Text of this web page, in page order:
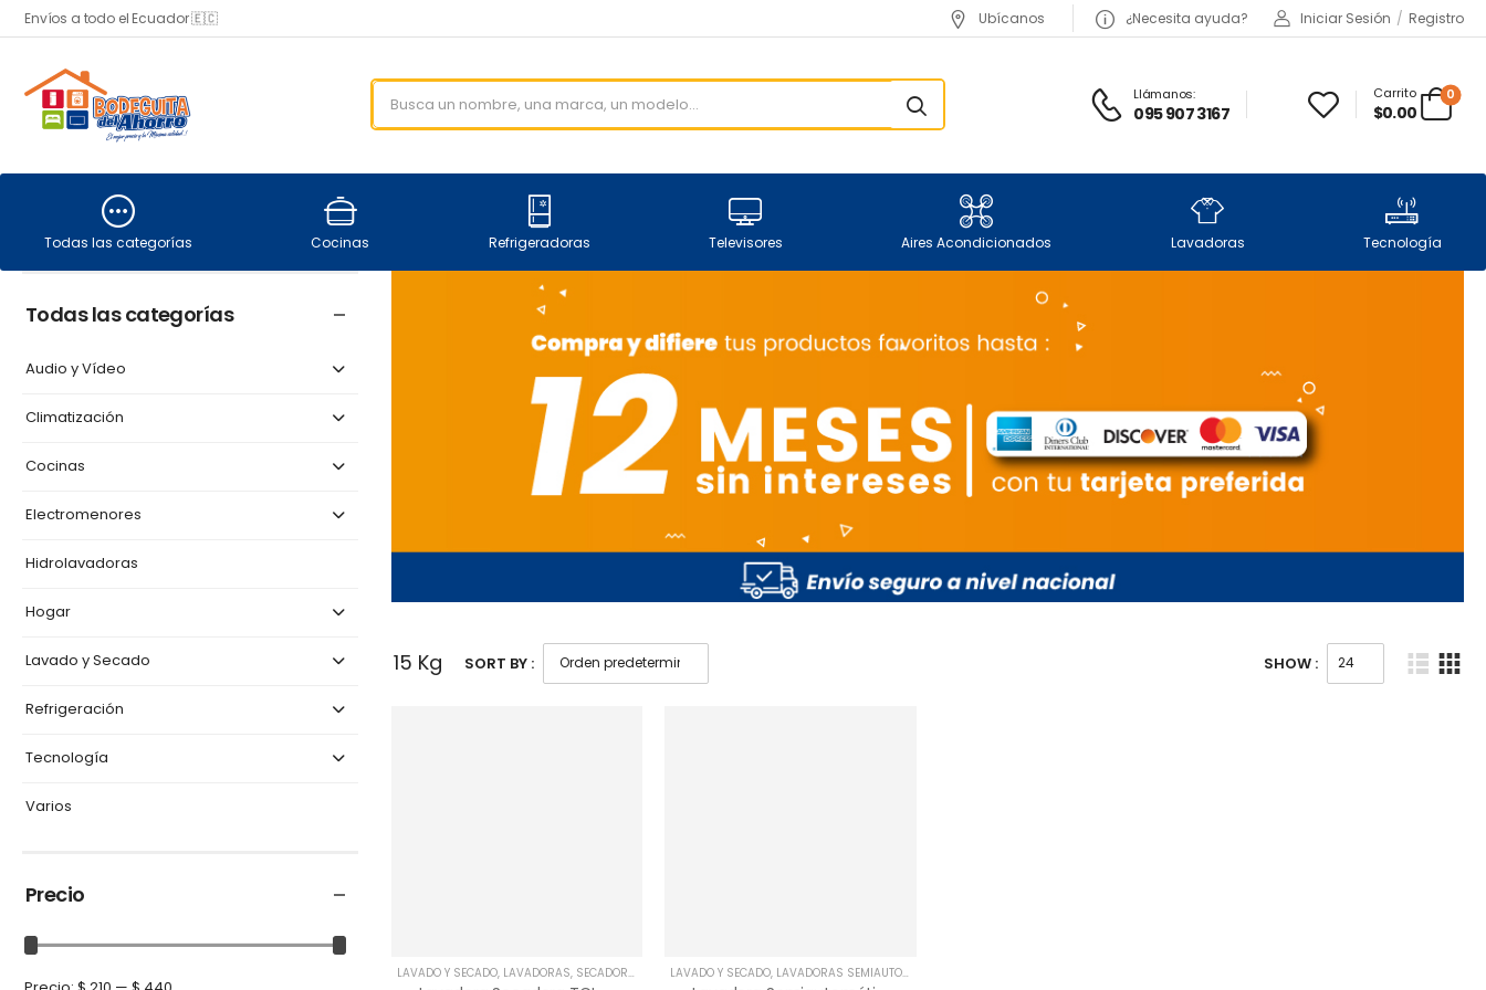
Envíos a todo el Ecuador 🇪🇨 Ubícanos ¿Necesita ayuda? Iniciar Sesión / Registro
Llámanos:
095 907 3167
Carrito
$0.00
0
Todas las categorías Cocinas Refrigeradoras Televisores Aires Acondicionados Lavadoras Tecnología
Todas las categorías
Audio y Vídeo
Climatización
Cocinas
Electromenores
Hidrolavadoras
Hogar
Lavado y Secado
Refrigeración
Tecnología
Varios
Precio
15 Kg SORT BY : SHOW :
LAVADO Y SECADO, LAVADORAS, SECADORAS LAVADO Y SECADO, LAVADORAS SEMIAUTOMÁTICAS